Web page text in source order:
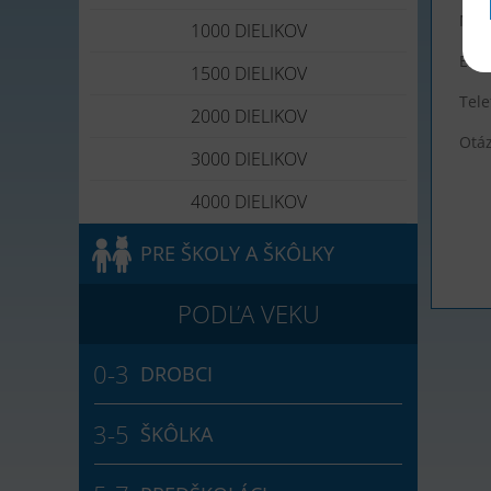
1000 DIELIKOV
1500 DIELIKOV
2000 DIELIKOV
3000 DIELIKOV
4000 DIELIKOV
PRE ŠKOLY A ŠKÔLKY
DROBCI
ŠKÔLKA
E-